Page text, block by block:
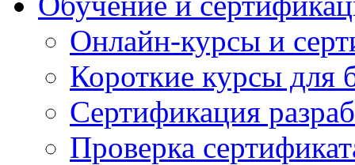
Онлайн-курсы и
Короткие курсы для
Сертификация
Проверка